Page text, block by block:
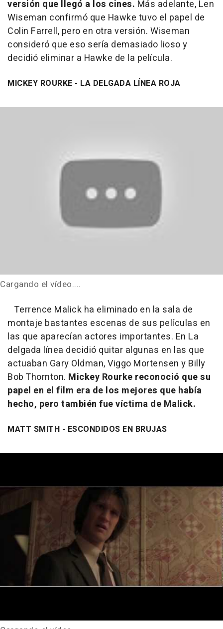
versión que llegó a los cines. Más adelante, Len
Wiseman confirmó que Hawke tuvo el papel de
Colin Farrell, pero en otra versión. Wiseman
consideró que eso sería demasiado lioso y
decidió eliminar a Hawke de la película.
MICKEY ROURKE - LA DELGADA LÍNEA ROJA
Cargando el vídeo....
Terrence Malick ha eliminado en la sala de
montaje bastantes escenas de sus películas en
las que aparecían actores importantes. En La
delgada línea decidió quitar algunas en las que
actuaban Gary Oldman, Viggo Mortensen y Billy
Bob Thornton. Mickey Rourke reconoció que su
papel en el film era de los mejores que había
hecho, pero también fue víctima de Malick.
MATT SMITH - ESCONDIDOS EN BRUJAS